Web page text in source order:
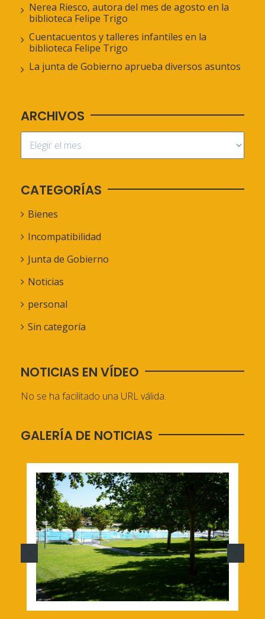
Nerea Riesco, autora del mes de agosto en la
biblioteca Felipe Trigo
Cuentacuentos y talleres infantiles en la
biblioteca Felipe Trigo
La junta de Gobierno aprueba diversos asuntos
ARCHIVOS
CATEGORÍAS
Bienes
Incompatibilidad
Junta de Gobierno
Noticias
personal
Sin categoría
NOTICIAS EN VÍDEO
No se ha facilitado una URL válida.
GALERÍA DE NOTICIAS